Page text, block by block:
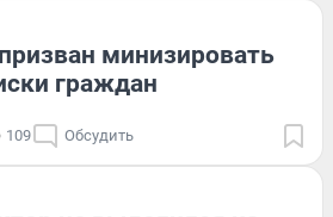
минизировать
граждан
109 Обсудить